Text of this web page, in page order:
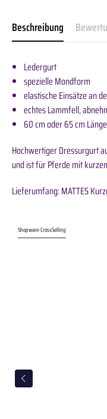
Beschreibung
Ledergurt
spezielle Mondform
elastische Einsätze an
echtes Lammfell,
60 cm oder 65 cm Länge
Hochwertiger Dressurgurt
und ist für Pferde mit
Lieferumfang: MATTES
Shopware-CrossSelling